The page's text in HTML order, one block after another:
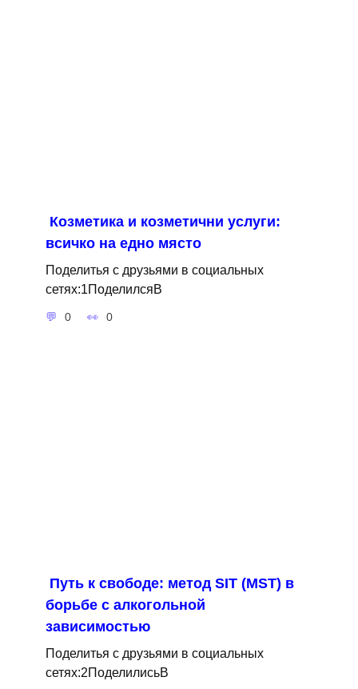
Козметика и козметични услуги:
всичко на едно място
Поделитья с друзьями в социальных
сетях:1ПоделилсяВ
0 0
Путь к свободе: метод SIT (MST) в
борьбе с алкогольной
зависимостью
Поделитья с друзьями в социальных
сетях:2ПоделилисьВ